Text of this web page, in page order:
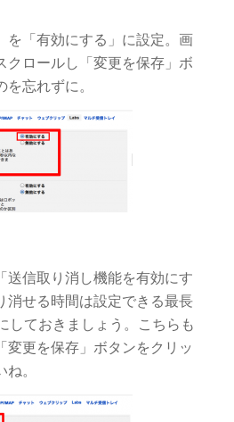
を「有効にする」に設定。画
クロールし「変更を保存」ボ
忘れずに。
信取り消し機能を有効にす
消せる時間は設定できる最長
しておきましょう。こちらも
変更を保存」ボタンをクリッ
。